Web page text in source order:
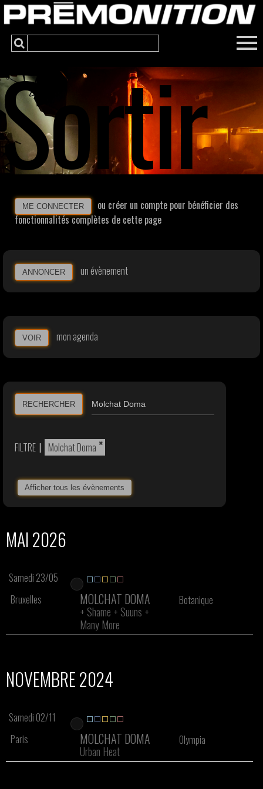
Sortir
ME CONNECTER
ou créer un compte pour bénéficier des
fonctionnalités complètes de cette page
ANNONCER un évènement
VOIR mon agenda
RECHERCHER
FILTRE | ×
Molchat Doma
Afficher tous les évènements
MAI 2026
Samedi 23/05
Bruxelles
MOLCHAT DOMA
+ Shame + Suuns +
Many More
Botanique
NOVEMBRE 2024
Samedi 02/11
Paris
MOLCHAT DOMA
Urban Heat
Olympia